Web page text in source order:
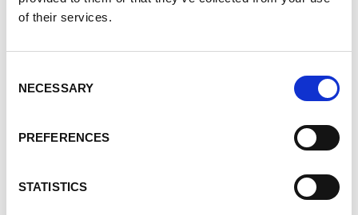
of their services.
Selection
NECESSARY
PREFERENCES
STATISTICS
groei
zichtbaarheid, netwerken en duurzame bedrijfsgroei